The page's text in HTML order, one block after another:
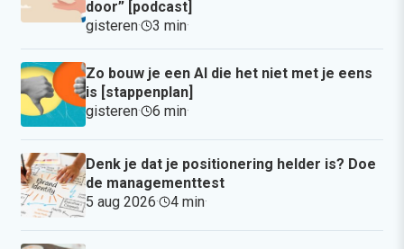
door” [podcast]
gisteren· 3 min·
Zo bouw je een AI die het niet met je eens
is [stappenplan]
gisteren· 6 min·
Denk je dat je positionering helder is? Doe
de managementtest
5 aug 2026· 4 min·